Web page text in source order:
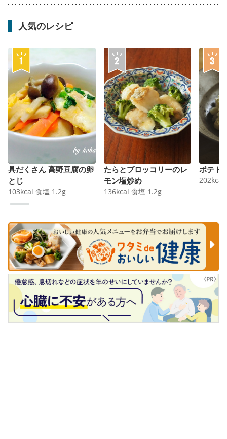
人気のレシピ
具だくさん 高野豆腐の卵
とじ
103kcal 食塩 1.2g
たらとブロッコリーのレ
モン塩炒め
136kcal 食塩 1.2g
ポテト
202kcal